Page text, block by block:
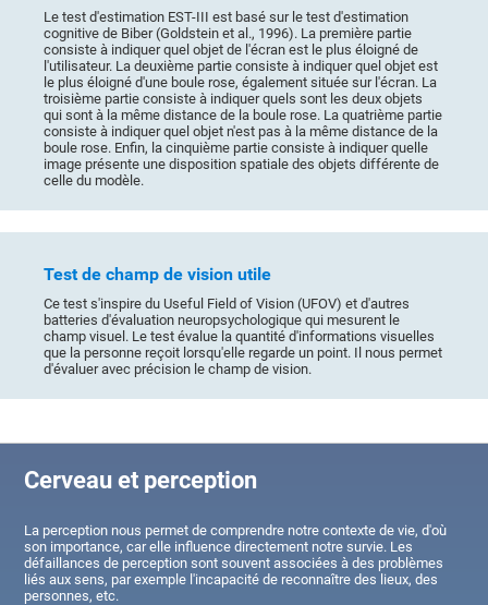
Le test d'estimation EST-III est basé sur le test d'estimation
cognitive de Biber (Goldstein et al., 1996). La première partie
consiste à indiquer quel objet de l'écran est le plus éloigné de
l'utilisateur. La deuxième partie consiste à indiquer quel objet est
le plus éloigné d'une boule rose, également située sur l'écran. La
troisième partie consiste à indiquer quels sont les deux objets
qui sont à la même distance de la boule rose. La quatrième partie
consiste à indiquer quel objet n'est pas à la même distance de la
boule rose. Enfin, la cinquième partie consiste à indiquer quelle
image présente une disposition spatiale des objets différente de
celle du modèle.
Test de champ de vision utile
Ce test s'inspire du Useful Field of Vision (UFOV) et d'autres
batteries d'évaluation neuropsychologique qui mesurent le
champ visuel. Le test évalue la quantité d'informations visuelles
que la personne reçoit lorsqu'elle regarde un point. Il nous permet
d'évaluer avec précision le champ de vision.
Cerveau et perception
La perception nous permet de comprendre notre contexte de vie, d'où
son importance, car elle influence directement notre survie. Les
défaillances de perception sont souvent associées à des problèmes
liés aux sens, par exemple l'incapacité de reconnaître des lieux, des
personnes, etc.